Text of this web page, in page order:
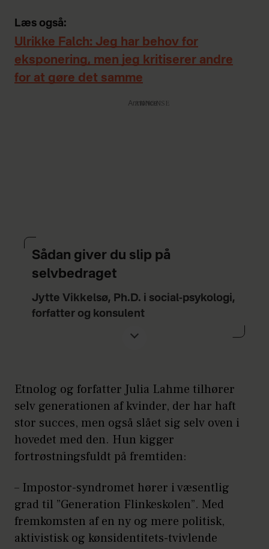
Læs også:
Ulrikke Falch: Jeg har behov for
eksponering, men jeg kritiserer andre
for at gøre det samme
Annonce
Sådan giver du slip på
selvbedraget
Jytte Vikkelsø, Ph.D. i social-psykologi,
forfatter og konsulent
”Arbejd med din indre kritiker.
konkret ting, der generer dig? Spørg
dig selv om det specifikke. Er det her
en kritik, jeg kan vokse af, eller er det
bare generelt og noget vrøvl? Er der
en indsigt, som jeg kan arbejde med
selvkritikken en gave. Lærer du at
skelne, har du en styrke i, at du kan
høre din rationelle, sagligt funderede
kritik, og sortere den negative,
Etnolog og forfatter Julia Lahme tilhører
selv generationen af kvinder, der har haft
stor succes, men også slået sig selv oven i
hovedet med den. Hun kigger
fortrøstningsfuldt på fremtiden:
– Impostor-syndromet hører i væsentlig
grad til ”Generation Flinkeskolen”. Med
fremkomsten af en ny og mere politisk,
aktivistisk og kønsidentitets-tvivlende